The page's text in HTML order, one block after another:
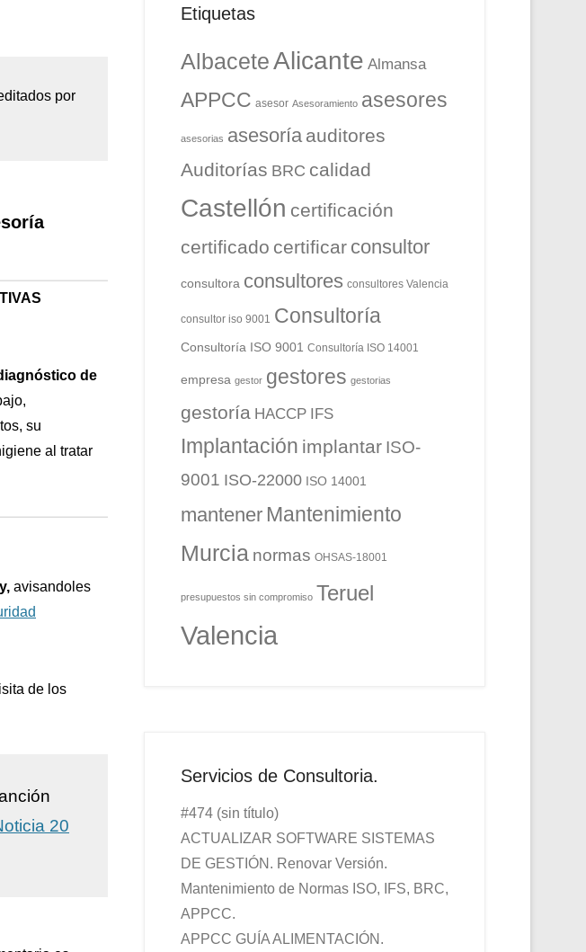
por
de
su
al tratar
avisandoles
de los
20
Etiquetas
AlbaceteAlicante Almansa
APPCC asesor Asesoramiento asesores
asesorias asesoría auditores
Auditorías BRC calidad
Castellón certificación
certificado certificar consultor
consultora consultores consultores Valencia
consultor iso 9001 Consultoría
Consultoría ISO 9001 Consultoría ISO 14001
empresa gestor gestores gestorias
gestoría HACCP IFS
Implantación implantar ISO-
9001 ISO-22000 ISO 14001
mantener Mantenimiento
Murcia normas OHSAS-18001
presupuestos sin compromiso Teruel
Valencia
Servicios de Consultoria.
#474 (sin título)
ACTUALIZAR SOFTWARE SISTEMAS
DE GESTIÓN. Renovar Versión.
Mantenimiento de Normas ISO, IFS, BRC,
APPCC.
APPCC GUÍA ALIMENTACIÓN.